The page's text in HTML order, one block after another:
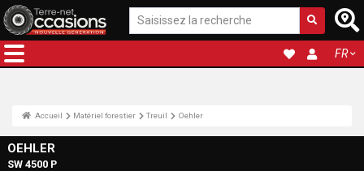
FR
Accueil Matériel forestier Treuil Oehler
OEHLER
SW 4500 P